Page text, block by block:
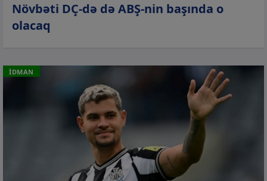
Növbəti DÇ-də də ABŞ-nin başında o
olacaq
İDMAN